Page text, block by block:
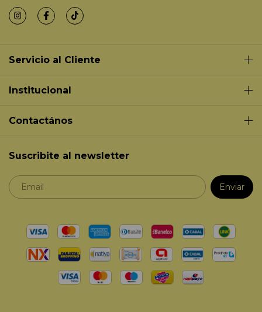
Servicio al Cliente
Institucional
Contactános
Suscribite al newsletter